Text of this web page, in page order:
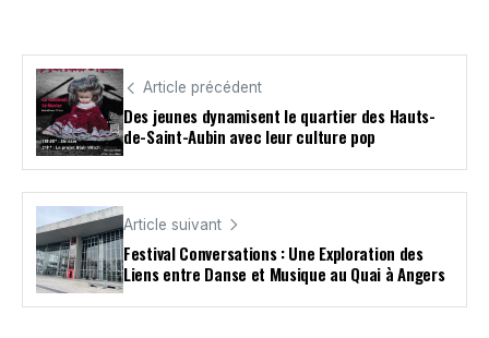
Article précédent
Des jeunes dynamisent le quartier des Hauts-
de-Saint-Aubin avec leur culture pop
Article suivant
Festival Conversations : Une Exploration des
Liens entre Danse et Musique au Quai à Angers